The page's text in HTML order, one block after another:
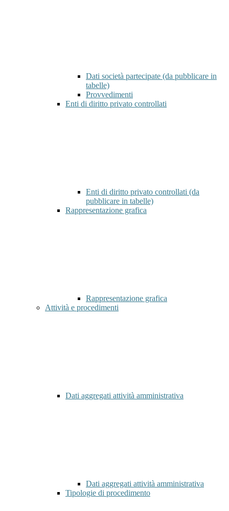
Dati società partecipate (da pubblicare in
tabelle)
Provvedimenti
Enti di diritto privato controllati
Enti di diritto privato controllati (da
pubblicare in tabelle)
Rappresentazione grafica
Rappresentazione grafica
Attività e procedimenti
Dati aggregati attività amministrativa
Dati aggregati attività amministrativa
Tipologie di procedimento